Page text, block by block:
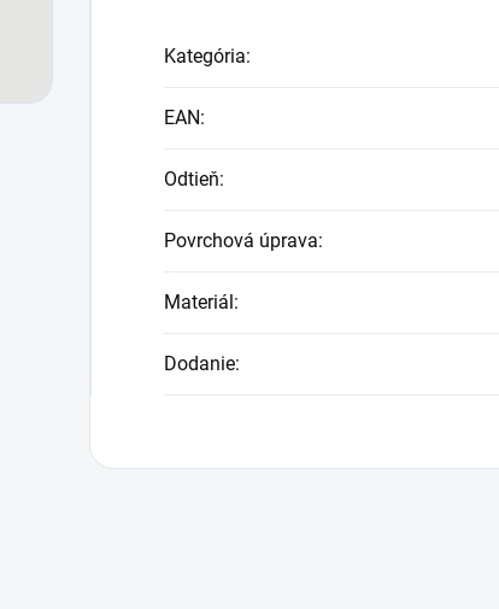
Kategória:
EAN:
Odtieň:
Povrchová úprava:
Materiál:
Dodanie: